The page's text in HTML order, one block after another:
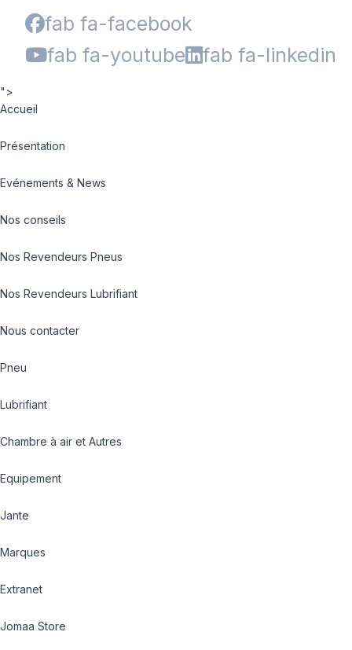
fab fa-facebook
fab fa-youtube
fab fa-linkedin
">
Accueil
Présentation
Evénements & News
Nos conseils
Nos Revendeurs Pneus
Nos Revendeurs Lubrifiant
Nous contacter
Pneu
Lubrifiant
Chambre à air et Autres
Equipement
Jante
Marques
Extranet
Jomaa Store